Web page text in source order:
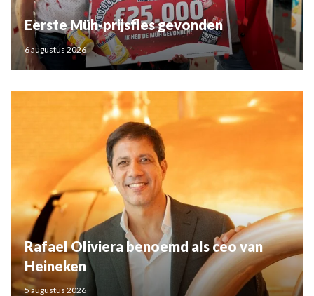
Eerste Müh-prijsfles gevonden
6 augustus 2026
Rafael Oliviera benoemd als ceo van
Heineken
5 augustus 2026